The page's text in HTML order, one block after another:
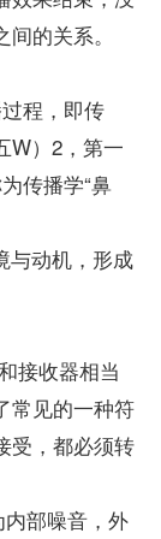
的关系。
程，即传
W）2，第一
传播学“鼻
动机，形成
接收器相当
常见的一种符
受，都必须转
部噪音，外